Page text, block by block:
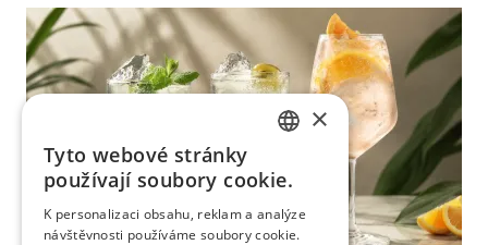
ENGLISH
×
Tyto webové stránky
používají soubory cookie.
K personalizaci obsahu, reklam a analýze
návštěvnosti používáme soubory cookie.